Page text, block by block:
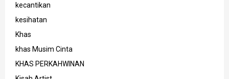
kecantikan
kesihatan
Khas
khas Musim Cinta
KHAS PERKAHWINAN